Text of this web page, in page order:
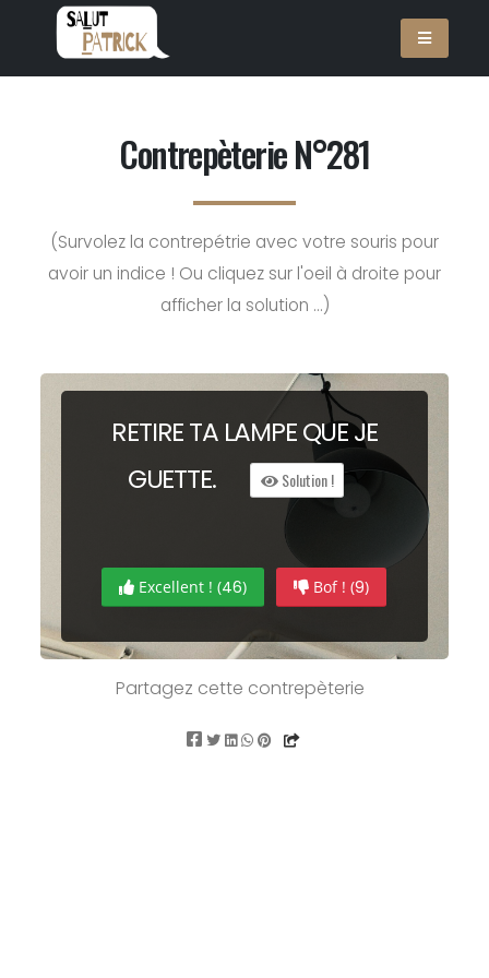
Contrepèterie N°281
(Survolez la contrepétrie avec votre souris pour
avoir un indice ! Ou cliquez sur l'oeil à droite pour
afficher la solution ...)
RETIRE TA LAMPE QUE JE
GUETTE. Solution !
Excellent ! (46) Bof ! (9)
Partagez cette contrepèterie